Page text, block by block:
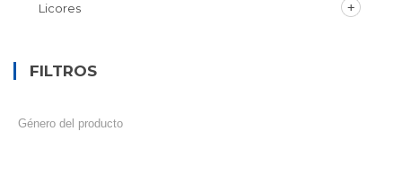
Licores
FILTROS